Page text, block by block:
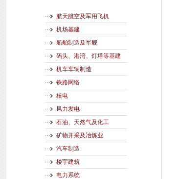
航天航空及军用飞机
机场基建
船舶制造及军舰
码头、港湾、灯塔等基建
机车车辆制造
铁路网络
核电
风力发电
石油、天然气及化工
矿物开采及冶炼业
汽车制造
楼宇建筑
电力系统